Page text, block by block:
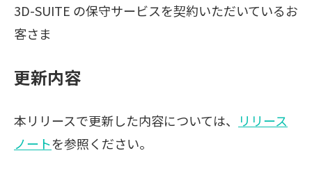
3D-SUITE の保守サービスを契約いただいているお
客さま
更新内容
本リリースで更新した内容については、
リリース
ノートを参照ください。